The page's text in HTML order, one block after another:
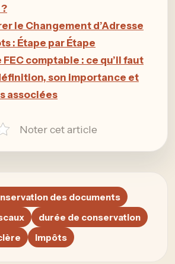
le Changement d’Adresse
: Étape par Étape
comptable : ce qu’il faut
son importance et
associées
Noter cet article
des documents
durée de conservation
impôts